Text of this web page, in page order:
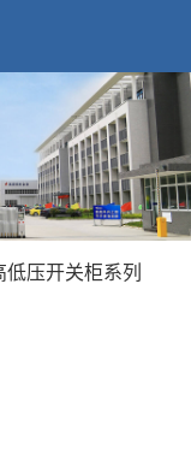
低压开关柜系列